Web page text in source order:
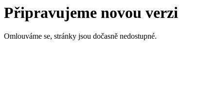
Připravujeme novou verzi
Omlouváme se, stránky jsou dočasně nedostupné.